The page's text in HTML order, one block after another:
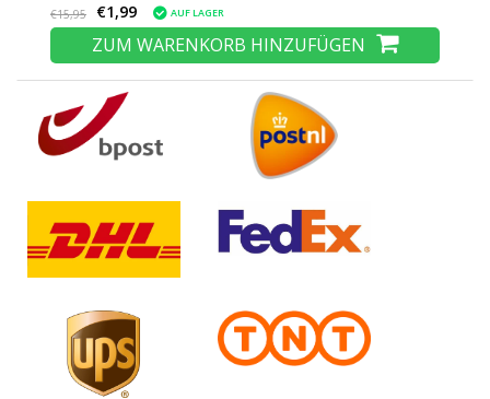
€15,95 €1,99 AUF LAGER
ZUM WARENKORB HINZUFÜGEN